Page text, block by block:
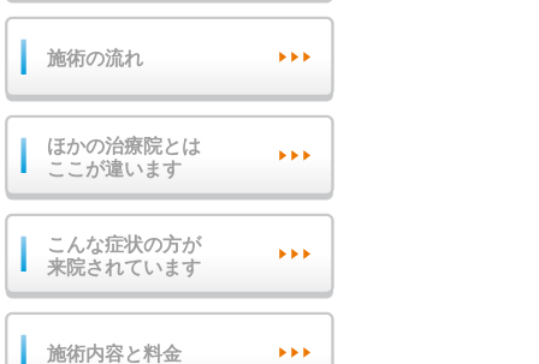
施術の流れ
ほかの治療院とは
ここが違います
こんな症状の方が
来院されています
施術内容と料金